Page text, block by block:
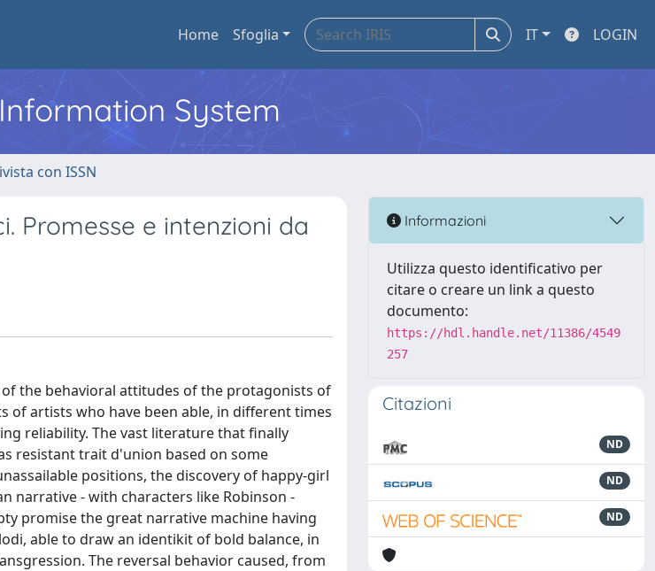
Home Sfoglia IT LOGIN
System
con ISSN
Promesse e intenzioni da
the behavioral attitudes of the protagonists of
of artists who have been able, in different times
reliability. The vast literature that finally
resistant trait d'union based on some
positions, the discovery of happy-girl
narrative - with characters like Robinson -
promise the great narrative machine having
able to draw an identikit of bold balance, in
The reversal behavior caused, from
Informazioni
Utilizza questo identificativo per
citare o creare un link a questo
documento:
https://hdl.handle.net/11386/4549
257
Citazioni
ND
ND
ND